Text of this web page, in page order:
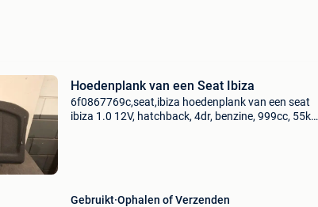
Hoedenplank van een Seat Ibiza
6f0867769c,seat,ibiza hoedenplank van een seat
ibiza 1.0 12V, hatchback, 4dr, benzine, 999cc, 55kw
Gebruikt Ophalen of Verzenden